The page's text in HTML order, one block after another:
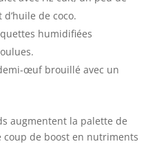
de coco.
humidifiées
œuf brouillé avec un
augmentent la palette de
de boost en nutriments